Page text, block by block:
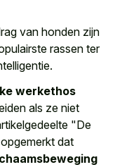
van honden zijn
rassen ter
werkethos
als ze niet
"De
dat